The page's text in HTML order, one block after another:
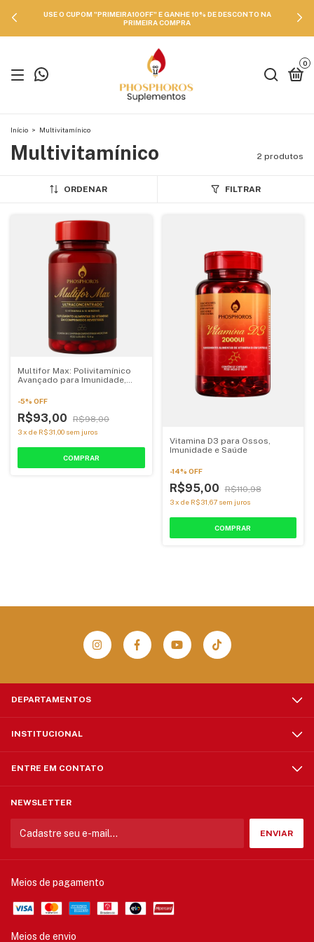
USE O CUPOM "PRIMEIRA10OFF" E GANHE 10% DE DESCONTO NA
PRIMEIRA COMPRA
0
Início > Multivitamínico
Multivitamínico 2 produtos
ORDENAR FILTRAR
Multifor Max: Polivitamínico
Avançado para Imunidade,
-5% OFF
R$93,00 R$98,00
3x de R$31,00 sem juros
Vitamina D3 para Ossos,
Imunidade e Saúde
-14% OFF
R$95,00 R$110,98
3 x de R$31,67 sem juros
DEPARTAMENTOS
INSTITUCIONAL
ENTRE EM CONTATO
NEWSLETTER
Meios de pagamento
Meios de envio